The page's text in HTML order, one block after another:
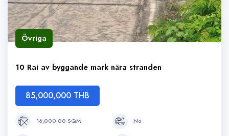
Övriga
10 Rai av byggande mark nära stranden
85,000,000 THB
16,000.00 SQM No